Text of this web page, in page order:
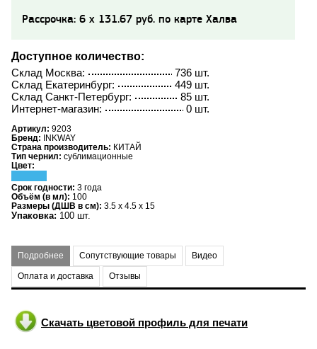
Рассрочка: 6 x 131.67 руб. по карте Халва
Доступное количество:
736 шт.
Склад Москва:
449 шт.
Склад Екатеринбург:
85 шт.
Склад Санкт-Петербург:
0 шт.
Интернет-магазин:
Артикул: 9203
Бренд: INKWAY
Страна производитель: КИТАЙ
Тип чернил: сублимационные
Цвет:
Срок годности: 3 года
Объём (в мл): 100
Размеры (ДШВ в см): 3.5 x 4.5 x 15
Упаковка: 100 шт.
Подробнее Сопутствующие товары Видео
Оплата и доставка Отзывы
Скачать цветовой профиль для печати